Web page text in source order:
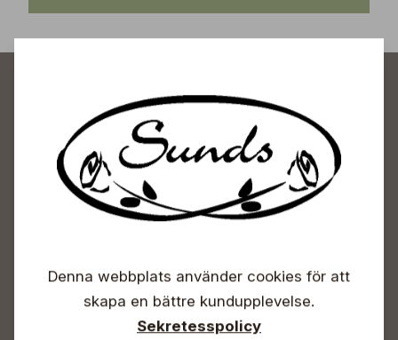
Sunds Trädgårdscenter
Lördagar 09-16
Denna webbplats använder cookies för att
skapa en bättre kundupplevelse.
Sekretesspolicy